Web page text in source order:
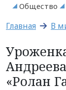
Общество
Главная В
«Ролан